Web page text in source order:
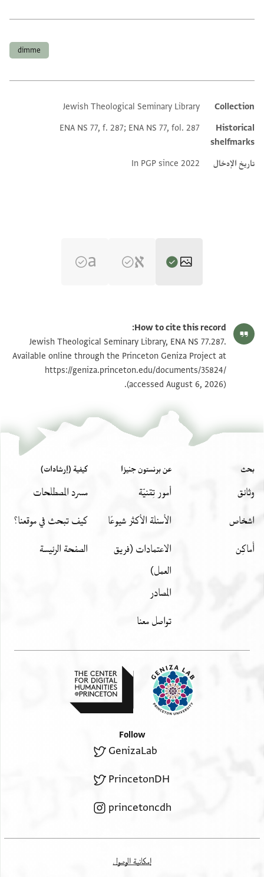
dimme
Additional metadata
Collection
Jewish Theological Seminary Library
Historical
shelfmarks
ENA NS 77, f. 287; ENA NS 77, fol. 287
تاريخ الإدخال In PGP since 2022
ENA NS 77.287 1 تكبير و تدوير
بيان أذونات الصورة
How to cite this record:
Jewish Theological Seminary Library, ENA NS 77.287.
Available online through the Princeton Geniza Project at
https://geniza.princeton.edu/documents/35824/
(accessed August 6, 2026).
بحث
وثائق
اشخاص
أَماكِن
عن برنستون جنيزا
أمور تِقنيّة
الأسئلة الأكثر شيوعًا
الاعتمادات (فريق
العمل)
المصادر
تواصل معنا
كيفية (إرشادات)
مسرد المصطلحات
كيف تبحث في موقعنا؟
الصفحة الرئيسة
Follow
GenizaLab
PrincetonDH
princetoncdh
إمكانية الوصول